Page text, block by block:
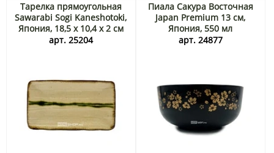
Тарелка прямоугольная
Sawarabi Sogi Kaneshotoki,
Япония, 18,5 х 10,4 х 2 см
арт. 25204
Пиала Сакура Восточная
Japan Premium 13 см,
Япония, 550 мл
арт. 24877